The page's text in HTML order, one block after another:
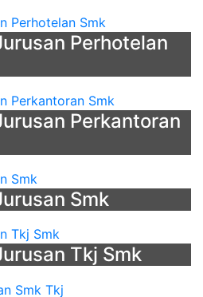
Perhotelan
Perkantoran
Smk
Tkj Smk